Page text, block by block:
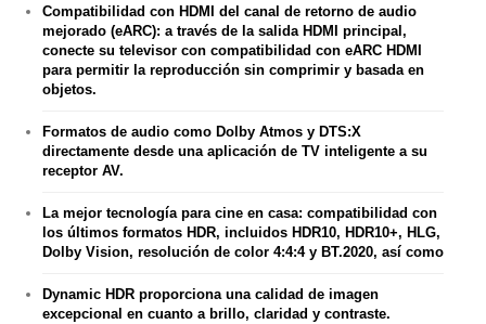
Compatibilidad con HDMI del canal de retorno de audio
mejorado (eARC): a través de la salida HDMI principal,
conecte su televisor con compatibilidad con eARC HDMI
para permitir la reproducción sin comprimir y basada en
objetos.
Formatos de audio como Dolby Atmos y DTS:X
directamente desde una aplicación de TV inteligente a su
receptor AV.
La mejor tecnología para cine en casa: compatibilidad con
los últimos formatos HDR, incluidos HDR10, HDR10+, HLG,
Dolby Vision, resolución de color 4:4:4 y BT.2020, así como
Dynamic HDR proporciona una calidad de imagen
excepcional en cuanto a brillo, claridad y contraste.